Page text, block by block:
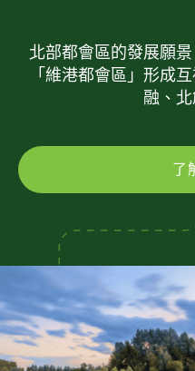
北部都會區的發展願
「維港都會區」形成
融、
了